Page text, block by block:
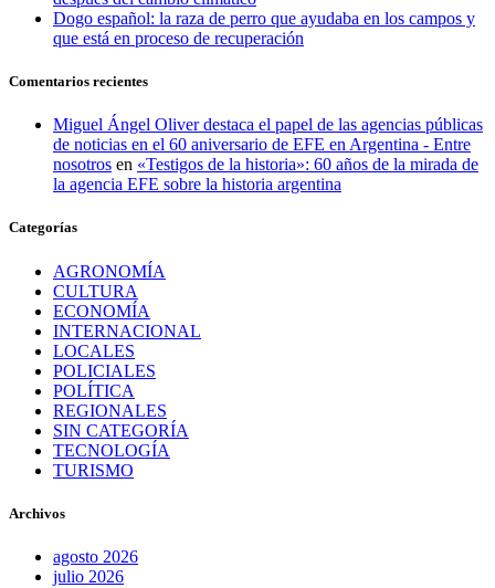
Dogo español: la raza de perro que ayudaba en los campos y
que está en proceso de recuperación
Comentarios recientes
Miguel Ángel Oliver destaca el papel de las agencias públicas
de noticias en el 60 aniversario de EFE en Argentina - Entre
nosotros en «Testigos de la historia»: 60 años de la mirada de
la agencia EFE sobre la historia argentina
Categorías
AGRONOMÍA
CULTURA
ECONOMÍA
INTERNACIONAL
LOCALES
POLICIALES
POLÍTICA
REGIONALES
SIN CATEGORÍA
TECNOLOGÍA
TURISMO
Archivos
agosto 2026
julio 2026